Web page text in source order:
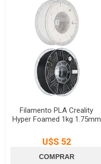
Filamento PLA Creality
Hyper Foamed 1kg 1.75mm
U$S 52